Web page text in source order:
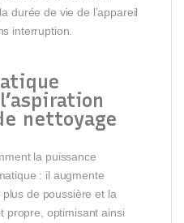
durée de vie de l’appareil
interruption.
nettoyage
la puissance
: il augmente
plus de poussière et la
propre, optimisant ainsi